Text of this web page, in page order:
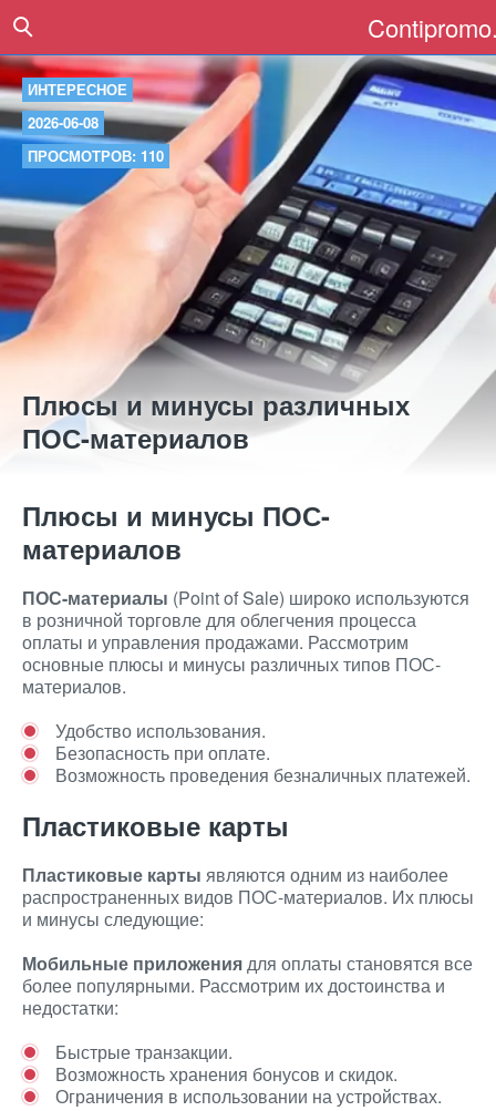
ИНТЕРЕСНОЕ
2026-06-08
ПРОСМОТРОВ: 110
Плюсы и минусы различных
ПОС-материалов
Плюсы и минусы ПОС-
материалов
ПОС-материалы (Point of Sale) широко используются
в розничной торговле для облегчения процесса
оплаты и управления продажами. Рассмотрим
основные плюсы и минусы различных типов ПОС-
материалов.
Удобство использования.
Безопасность при оплате.
Возможность проведения безналичных платежей.
Пластиковые карты
Пластиковые карты являются одним из наиболее
распространенных видов ПОС-материалов. Их плюсы
и минусы следующие:
Мобильные приложениядля оплаты становятся все
более популярными. Рассмотрим их достоинства и
недостатки:
Быстрые транзакции.
Возможность хранения бонусов и скидок.
Ограничения в использовании на устройствах.